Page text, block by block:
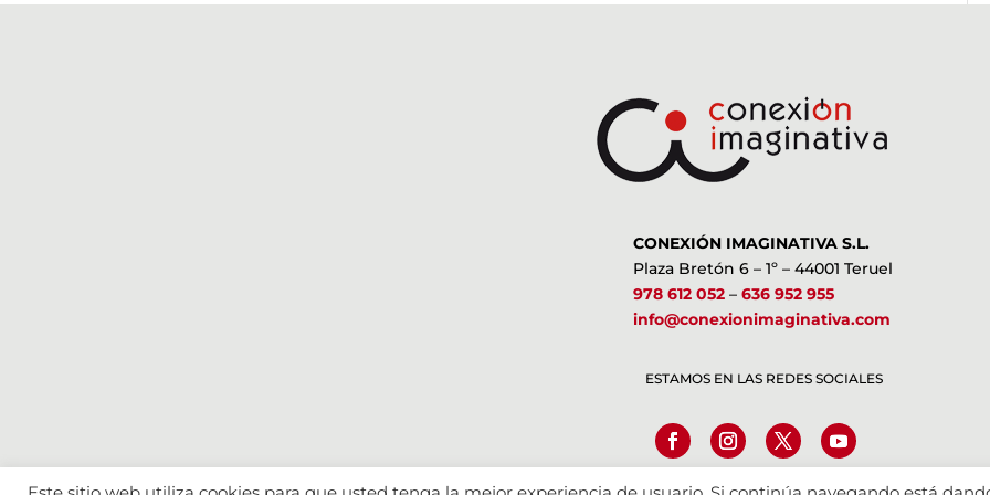
CONEXIÓN IMAGINATIVA S.L.
Plaza Bretón 6 – 1º – 44001 Teruel
978 612 052– 636 952 955
info@conexionimaginativa.com
ESTAMOS EN LAS REDES SOCIALES